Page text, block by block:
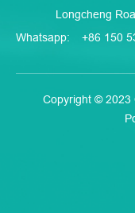
Longcheng
Whatsapp:
+86 150
Copyright © 2023